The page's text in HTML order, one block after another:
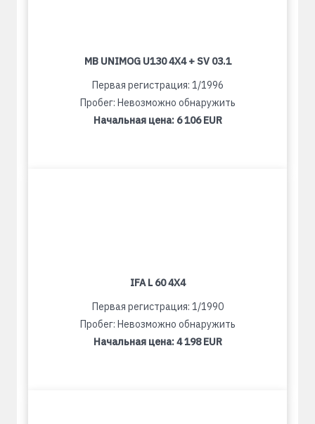
MB UNIMOG U130 4X4 + SV 03.1
Первая регистрация: 1/1996
Пробег: Невозможно обнаружить
Начальная цена: 6 106 EUR
IFA L 60 4X4
Первая регистрация: 1/1990
Пробег: Невозможно обнаружить
Начальная цена:4 198 EUR